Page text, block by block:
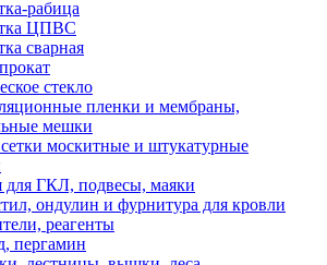
рабица
ЦПВС
сварная
стекло
пленки и мембраны,
мешки
москитные и штукатурные
ГКЛ, подвесы, маяки
ондулин и фурнитура для кровли
реагенты
пергамин